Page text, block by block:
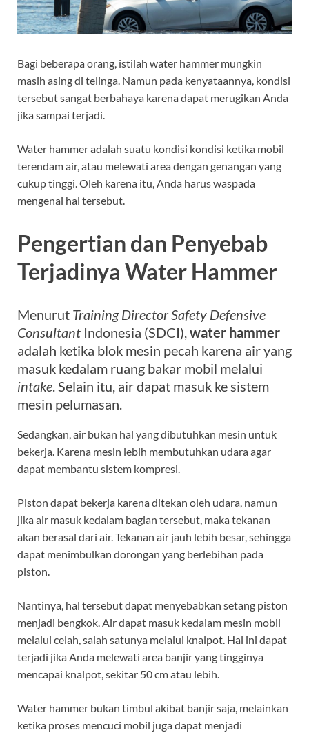
Bagi beberapa orang, istilah water hammer mungkin
masih asing di telinga. Namun pada kenyataannya, kondisi
tersebut sangat berbahaya karena dapat merugikan Anda
jika sampai terjadi.
Water hammer adalah suatu kondisi kondisi ketika mobil
terendam air, atau melewati area dengan genangan yang
cukup tinggi. Oleh karena itu, Anda harus waspada
mengenai hal tersebut.
Pengertian dan Penyebab
Terjadinya Water Hammer
Menurut Training Director Safety Defensive
Consultant Indonesia (SDCI),water hammer
adalah ketika blok mesin pecah karena air yang
masuk kedalam ruang bakar mobil melalui
intake. Selain itu, air dapat masuk ke sistem
mesin pelumasan.
Sedangkan, air bukan hal yang dibutuhkan mesin untuk
bekerja. Karena mesin lebih membutuhkan udara agar
dapat membantu sistem kompresi.
Piston dapat bekerja karena ditekan oleh udara, namun
jika air masuk kedalam bagian tersebut, maka tekanan
akan berasal dari air. Tekanan air jauh lebih besar, sehingga
dapat menimbulkan dorongan yang berlebihan pada
piston.
Nantinya, hal tersebut dapat menyebabkan setang piston
menjadi bengkok. Air dapat masuk kedalam mesin mobil
melalui celah, salah satunya melalui knalpot. Hal ini dapat
terjadi jika Anda melewati area banjir yang tingginya
mencapai knalpot, sekitar 50 cm atau lebih.
Water hammer bukan timbul akibat banjir saja, melainkan
ketika proses mencuci mobil juga dapat menjadi